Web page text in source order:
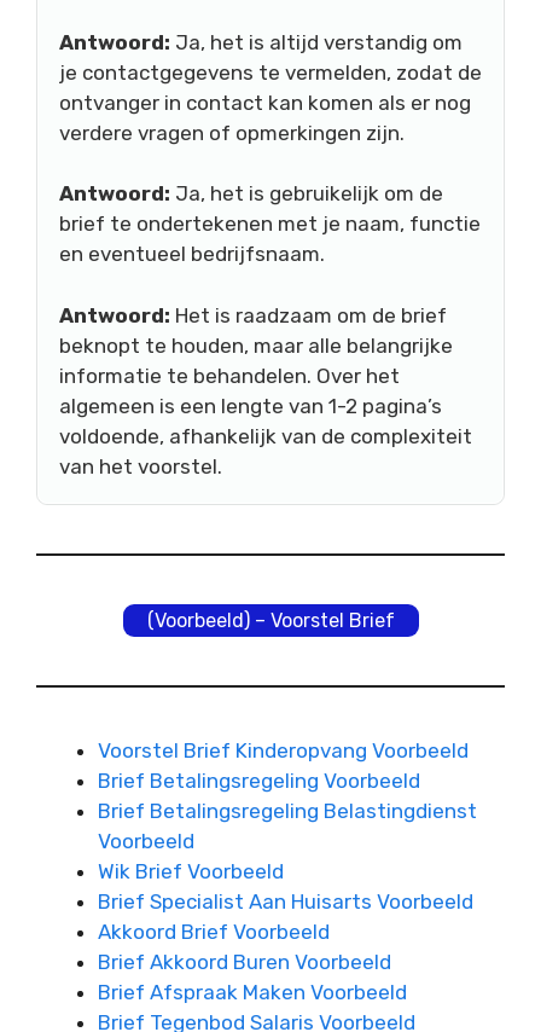
Antwoord: Ja, het is altijd verstandig om
je contactgegevens te vermelden, zodat de
ontvanger in contact kan komen als er nog
verdere vragen of opmerkingen zijn.
Antwoord: Ja, het is gebruikelijk om de
brief te ondertekenen met je naam, functie
en eventueel bedrijfsnaam.
Antwoord: Het is raadzaam om de brief
beknopt te houden, maar alle belangrijke
informatie te behandelen. Over het
algemeen is een lengte van 1-2 pagina’s
voldoende, afhankelijk van de complexiteit
van het voorstel.
(Voorbeeld) – Voorstel Brief
Voorstel Brief Kinderopvang Voorbeeld
Brief Betalingsregeling Voorbeeld
Brief Betalingsregeling Belastingdienst
Voorbeeld
Wik Brief Voorbeeld
Brief Specialist Aan Huisarts Voorbeeld
Akkoord Brief Voorbeeld
Brief Akkoord Buren Voorbeeld
Brief Afspraak Maken Voorbeeld
Brief Tegenbod Salaris Voorbeeld